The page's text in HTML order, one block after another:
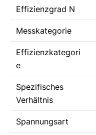
Effizienzgrad N
Messkategorie
Effizienzkategori
e
Spezifisches
Verhältnis
Spannungsart